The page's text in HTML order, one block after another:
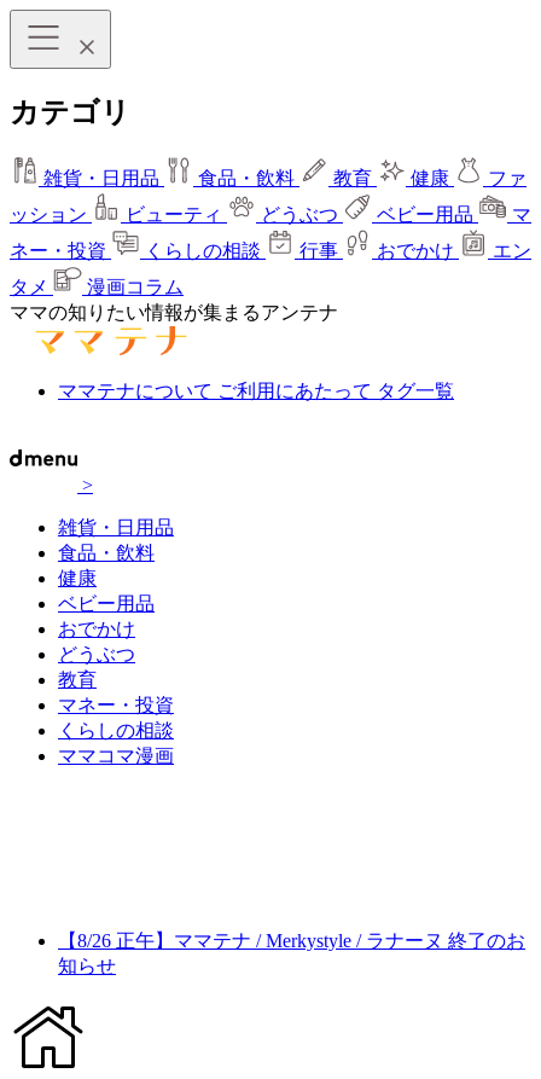
カテゴリ
雑貨・日用品 食品・飲料 教育 健康
ファ
ッション
ビューティ どうぶつ ベビー用品
マ
ネー・投資
くらしの相談 行事 おでかけ
エン
タメ
漫画コラム
ママの知りたい情報が集まるアンテナ
ママテナについて ご利用にあたって タグ一覧
>
雑貨・日用品
食品・飲料
健康
ベビー用品
おでかけ
どうぶつ
教育
マネー・投資
くらしの相談
ママコマ漫画
【8/26 正午】ママテナ / Merkystyle / ラナーヌ 終了のお
知らせ